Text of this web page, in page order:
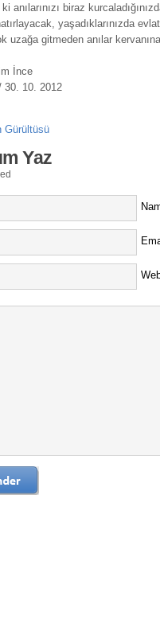
anılarınızı biraz
yaşadıklarınızda
uzağa gitmeden anılar
İnce
30. 10. 2012
Gürültüsü
Yaz